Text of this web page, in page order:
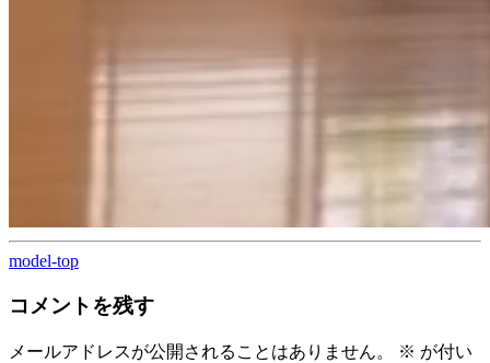
model-top
コメントを残す
メールアドレスが公開されることはありません。 ※ が付い